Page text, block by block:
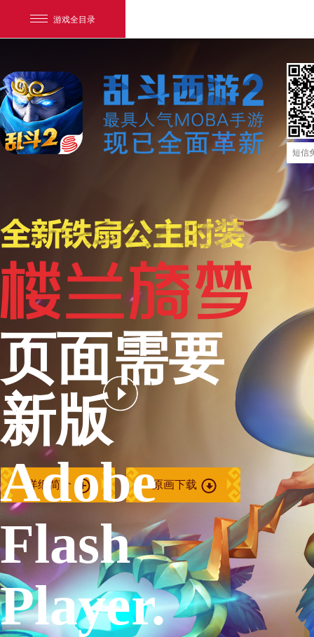
游戏全目录
我的足迹： 乱斗西游2
页面需要
新版
Adobe
Flash
Player.
详细简介 原画下载